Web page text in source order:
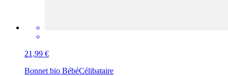
21,99 €
Bonnet bio BébéCélibataire